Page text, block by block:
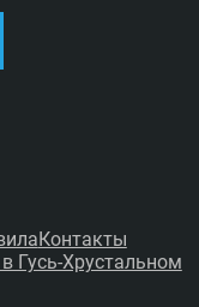
Контакты
Гусь-Хрустальном